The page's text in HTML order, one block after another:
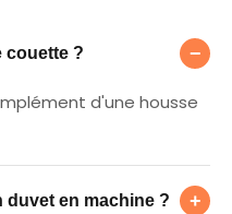
une couette ?
couette ? −
d'une housse
en duvet en
duvet en machine ? +